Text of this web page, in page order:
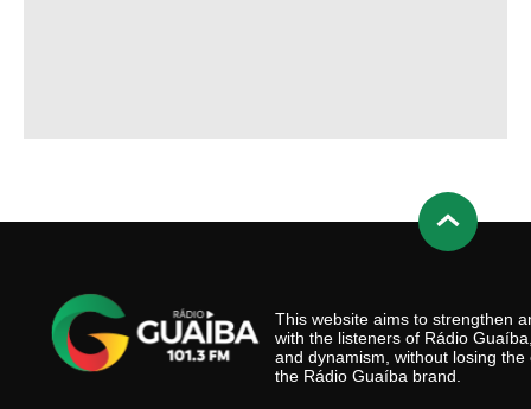
This website aims to strengthen
with the listeners of Rádio
and dynamism, without losing
the Rádio Guaíba brand.